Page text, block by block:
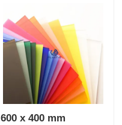
600 x 400 mm